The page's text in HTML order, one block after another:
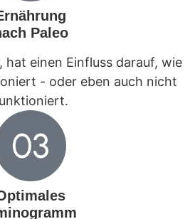
Paleo
hat einen Einfluss darauf, wie
- oder eben auch nicht